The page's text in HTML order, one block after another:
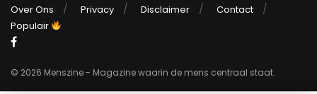
Over Ons Privacy Disclaimer
Contact
Populair
© 2026 Menszine - Magazine waarin de mens centraal staat.